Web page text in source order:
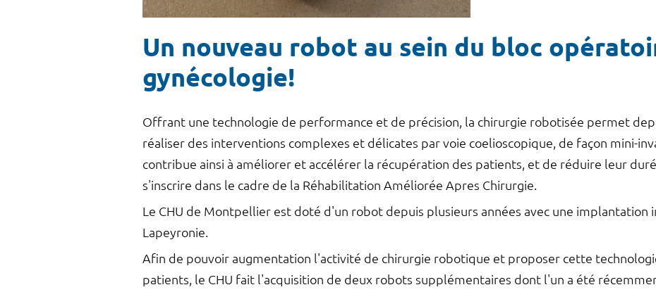
Un nouveau robot au sein du bloc
gynécologie!
Offrant une technologie de performance et de précision, la chirurgie robotisée permet
réaliser des interventions complexes et délicates par voie coelioscopique, de façon mini-
contribue ainsi à améliorer et accélérer la récupération des patients, et de réduire leur
s'inscrire dans le cadre de la Réhabilitation Améliorée Apres Chirurgie.
Le CHU de Montpellier est doté d'un robot depuis plusieurs années avec une implantation
Lapeyronie.
Afin de pouvoir augmentation l'activité de chirurgie robotique et proposer cette
patients, le CHU fait l'acquisition de deux robots supplémentaires dont l'un a été